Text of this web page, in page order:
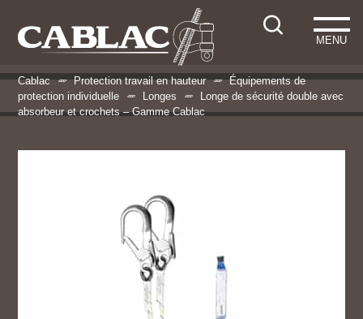
MENU
Cablac Protection travail en hauteur
Équipements de
protection individuelle
Longes
Longe de sécurité double avec
absorbeur et crochets – Gamme Cablac